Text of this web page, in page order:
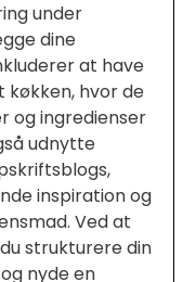
under
dine
at have
hvor de
og ingredienser
udnytte
inspiration og
Ved at
strukturere din
nyde en